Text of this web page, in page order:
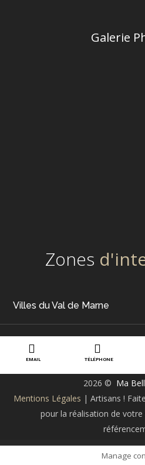
Galerie
Zones
Villes du Val de Marne
EMAIL TÉLÉPHONE
2026 © Ma
Mentions Légales | Artisans !
pour la réalisation de
Manage